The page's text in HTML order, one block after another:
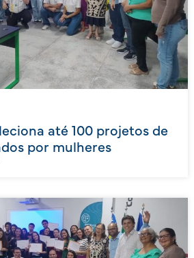
até 100 projetos de
por mulheres